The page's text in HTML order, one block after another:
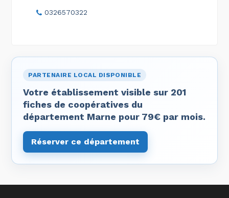
0326570322
PARTENAIRE LOCAL DISPONIBLE
Votre établissement visible sur 201
fiches de coopératives du
département Marne pour 79€ par mois.
Réserver ce département